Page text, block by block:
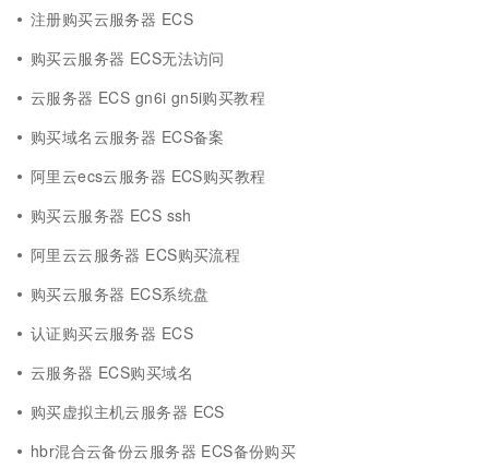
注册购买云服务器 ECS
购买云服务器 ECS无法访问
云服务器 ECS gn6i gn5i购买教程
购买域名云服务器 ECS备案
阿里云ecs云服务器 ECS购买教程
购买云服务器 ECS ssh
阿里云云服务器 ECS购买流程
购买云服务器 ECS系统盘
认证购买云服务器 ECS
云服务器 ECS购买域名
购买虚拟主机云服务器 ECS
hbr混合云备份云服务器 ECS备份购买